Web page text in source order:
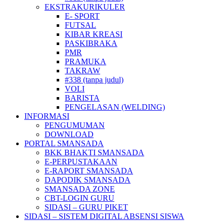
EKSTRAKURIKULER
E- SPORT
FUTSAL
KIBAR KREASI
PASKIBRAKA
PMR
PRAMUKA
TAKRAW
#338 (tanpa judul)
VOLI
BARISTA
PENGELASAN (WELDING)
INFORMASI
PENGUMUMAN
DOWNLOAD
PORTAL SMANSADA
BKK BHAKTI SMANSADA
E-PERPUSTAKAAN
E-RAPORT SMANSADA
DAPODIK SMANSADA
SMANSADA ZONE
CBT-LOGIN GURU
SIDASI – GURU PIKET
SIDASI – SISTEM DIGITAL ABSENSI SISWA